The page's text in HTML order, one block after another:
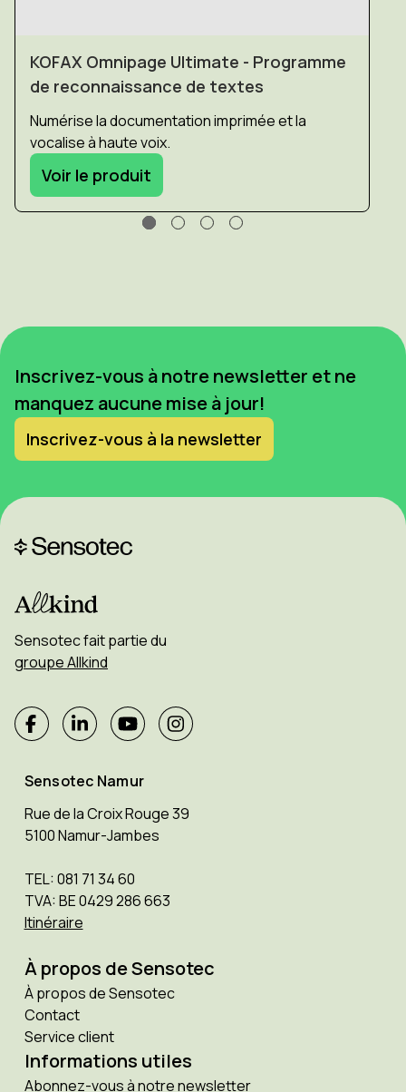
KOFAX Omnipage Ultimate - Programme
de reconnaissance de textes
Numérise la documentation imprimée et la
vocalise à haute voix.
Voir le produit
Inscrivez-vous à notre newsletter et ne
manquez aucune mise à jour!
Inscrivez-vous à la newsletter
Sensotec fait partie du
groupe Allkind
Sensotec Namur
Rue de la Croix Rouge 39
5100 Namur-Jambes
TEL: 081 71 34 60
TVA: BE 0429 286 663
Itinéraire
À propos de Sensotec
À propos de Sensotec
Contact
Service client
Informations utiles
Abonnez-vous à notre newsletter